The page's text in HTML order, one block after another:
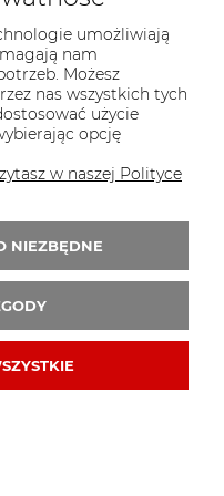
umożliwiają
nam
Możesz
nas wszystkich tych
użycie
opcję
w naszej Polityce
NIEZBĘDNE